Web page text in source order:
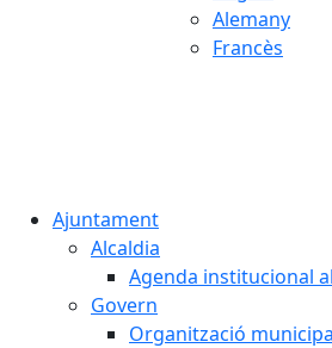
Alemany
Francès
Ajuntament
Alcaldia
Agenda institucional
Govern
Organització